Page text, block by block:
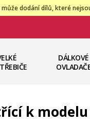
dodání dílů, které
DÁLKOVÉ
k modelu